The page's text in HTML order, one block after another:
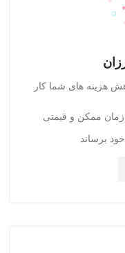
هزینه های شما کار
زمان ممکن و قیمتی
برساند